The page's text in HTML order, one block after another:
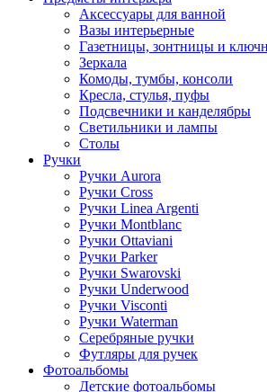
Аксессуары для ванной
Вазы интерьерные
Газетницы, зонтницы и
Зеркала
Комоды, тумбы, консоли
Кресла, стулья, пуфы
Подсвечники и канделябры
Светильники и лампы
Столы
Ручки
Ручки Aurora
Ручки Cross
Ручки Linea Argenti
Ручки Montblanc
Ручки Ottaviani
Ручки Parker
Ручки Swarovski
Ручки Underwood
Ручки Visconti
Ручки Waterman
Серебряные ручки
Футляры для ручек
Фотоальбомы
Детские фотоальбомы